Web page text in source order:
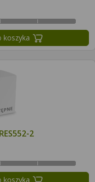
koszyka
2
koszyka